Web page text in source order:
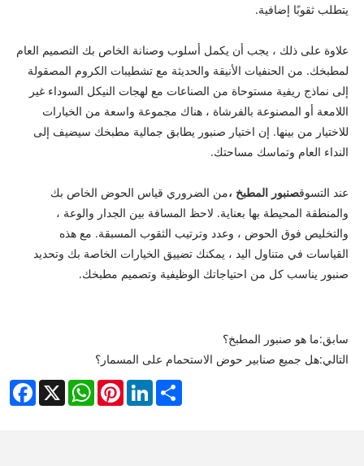
يتطلب ثقوبًا إضافية.
علاوة على ذلك ، يجب أن يكمل أسلوب وصنانة الخاص بك التصميم العام
لمطبخك. من الحنفيات الأنيقة والحديثة مع تشطيبات الكروم المصقولة
إلى نماذج ريفية مستوحاة من الصناعات مع لهجات النيكل السوداء غير
اللامعة أو المصنوعة بالفرشاة ، هناك مجموعة واسعة من الخيارات
للاختيار من بينها. إن اختيار صنبور يطابق جمالية مطبخك سيضيف إلى
النداء العام وتماسك مساحتك.
عند التسوقصنبور المطبخ ،من الضروري قياس الحوض الخاص بك
والمنطقة المحيطة بها بعناية. لاحظ المسافة بين الجدار والوعة ،
والتخليص فوق الحوض ، وعدد وترتيب الثقوب المسبقة. مع هذه
القياسات في متناول اليد ، يمكنك تضييق الخيارات الخاصة بك وتحديد
صنبور يناسب كل من احتياجاتك الوظيفية وتصميم مطبخك.
سابق:ما هو صنبور المطبخ؟
التالي:هل جميع صنابير حوض الاستحمام على المسمار؟
X
WhatsAppPinterestLinkedInShare